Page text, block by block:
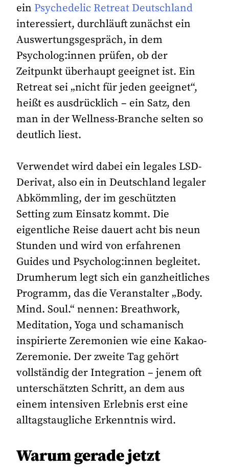
ein Psychedelic Retreat Deutschland
interessiert, durchläuft zunächst ein
Auswertungsgespräch, in dem
Psycholog:innen prüfen, ob der
Zeitpunkt überhaupt geeignet ist. Ein
Retreat sei „nicht für jeden geeignet“,
heißt es ausdrücklich – ein Satz, den
man in der Wellness-Branche selten so
deutlich liest.
Verwendet wird dabei ein legales LSD-
Derivat, also ein in Deutschland legaler
Abkömmling, der im geschützten
Setting zum Einsatz kommt. Die
eigentliche Reise dauert acht bis neun
Stunden und wird von erfahrenen
Guides und Psycholog:innen begleitet.
Drumherum legt sich ein ganzheitliches
Programm, das die Veranstalter „Body.
Mind. Soul.“ nennen: Breathwork,
Meditation, Yoga und schamanisch
inspirierte Zeremonien wie eine Kakao-
Zeremonie. Der zweite Tag gehört
vollständig der Integration – jenem oft
unterschätzten Schritt, an dem aus
einem intensiven Erlebnis erst eine
alltagstaugliche Erkenntnis wird.
Warum gerade jetzt